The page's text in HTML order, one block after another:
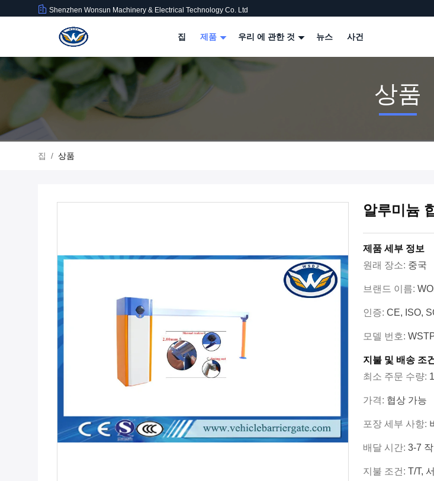
Shenzhen Wonsun Machinery & Electrical Technology Co. Ltd
집 제품 우리 에 관한 것 뉴스 사건
상품
집 / 상품
알루미늄
제품 세부 정보
원래 장소: 중국
브랜드 이름:
인증: CE, ISO,
모델 번호:
지불 및 배송 조건
최소 주문 수량:
가격: 협상 가능
포장 세부 사항:
배달 시간: 3-7
지불 조건: T/T,